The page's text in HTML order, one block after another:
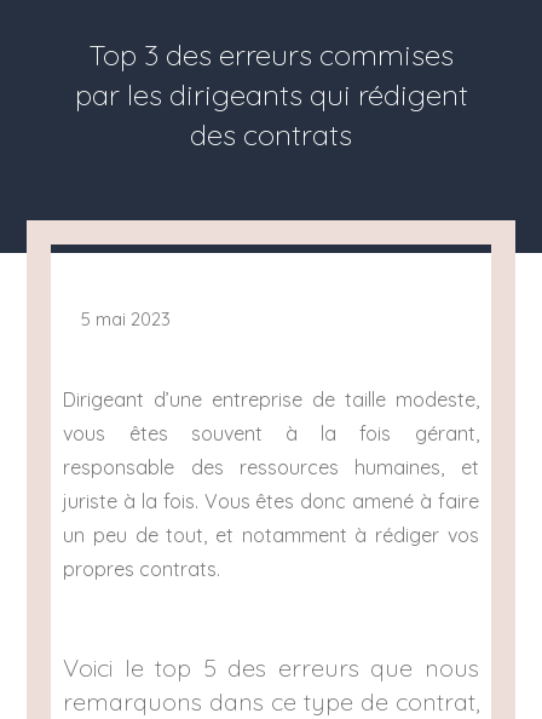
Top 3 des erreurs commises
par les dirigeants qui rédigent
des contrats
5 mai 2023
Dirigeant d’une entreprise de taille modeste,
vous êtes souvent à la fois gérant,
responsable des ressources humaines, et
juriste à la fois. Vous êtes donc amené à faire
un peu de tout, et notamment à rédiger vos
propres contrats.
Voici le top 5 des erreurs que nous
remarquons dans ce type de contrat,